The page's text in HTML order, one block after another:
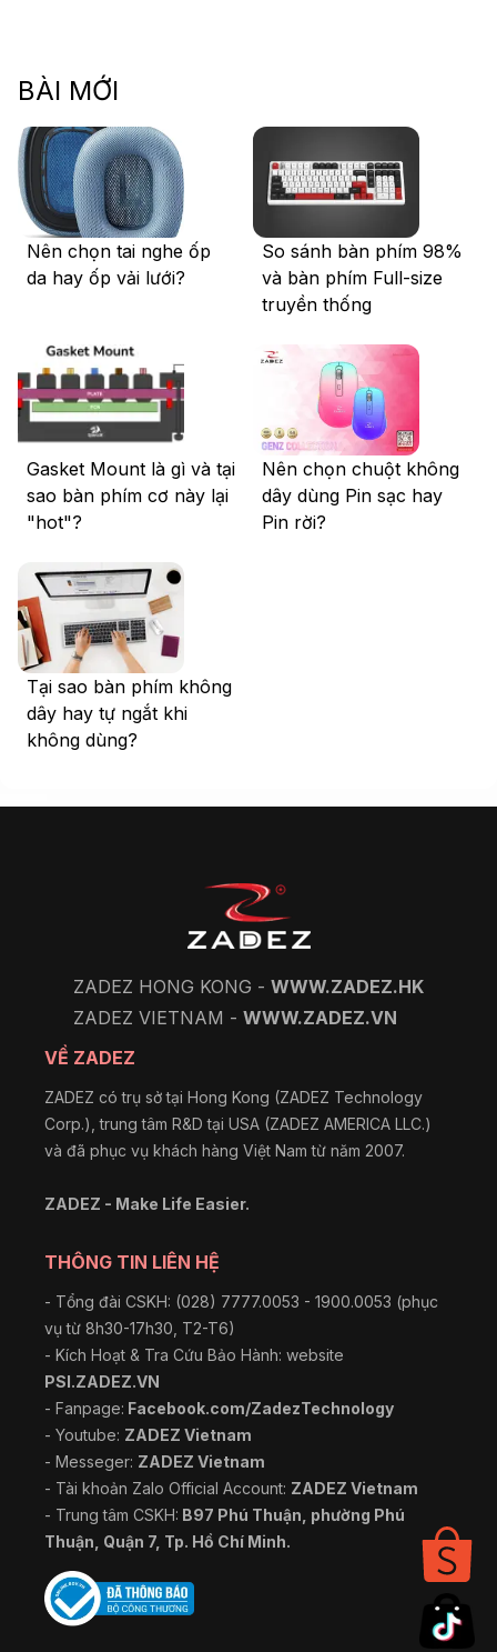
BÀI MỚI
Nên chọn tai nghe ốp
da hay ốp vải lưới?
So sánh bàn phím 98%
và bàn phím Full-size
truyền thống
Gasket Mount là gì và tại
sao bàn phím cơ này lại
"hot"?
Nên chọn chuột không
dây dùng Pin sạc hay
Pin rời?
Tại sao bàn phím không
dây hay tự ngắt khi
không dùng?
ZADEZ HONG KONG - WWW.ZADEZ.HK
ZADEZ VIETNAM - WWW.ZADEZ.VN
VỀ ZADEZ
ZADEZ có trụ sở tại Hong Kong (ZADEZ Technology
Corp.), trung tâm R&D tại USA (ZADEZ AMERICA LLC.)
và đã phục vụ khách hàng Việt Nam từ năm 2007.
ZADEZ - Make Life Easier.
THÔNG TIN LIÊN HỆ
- Tổng đài CSKH: (028) 7777.0053 - 1900.0053 (phục
vụ từ 8h30-17h30, T2-T6)
- Kích Hoạt & Tra Cứu Bảo Hành: website
PSI.ZADEZ.VN
- Fanpage: Facebook.com/ZadezTechnology
- Youtube: ZADEZ Vietnam
- Messeger: ZADEZ Vietnam
- Tài khoản Zalo Official Account: ZADEZ Vietnam
- Trung tâm CSKH: B97 Phú Thuận, phường Phú
Thuận, Quận 7, Tp. Hồ Chí Minh.